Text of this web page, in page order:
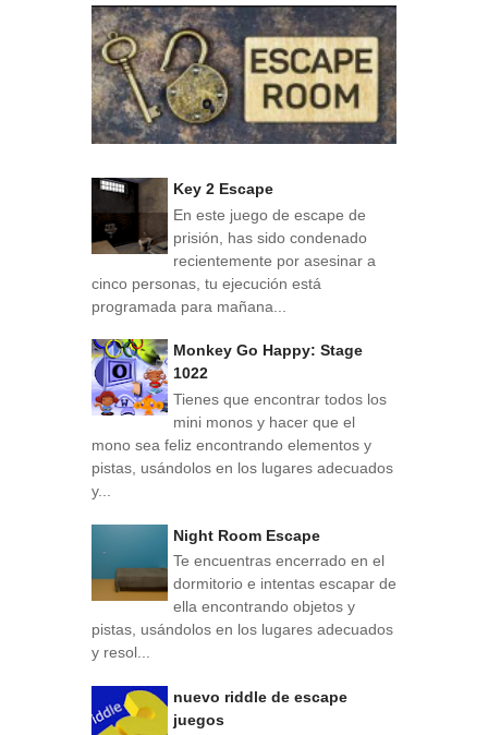
Key 2 Escape
En este juego de escape de
prisión, has sido condenado
recientemente por asesinar a
cinco personas, tu ejecución está
programada para mañana...
Monkey Go Happy: Stage
1022
Tienes que encontrar todos los
mini monos y hacer que el
mono sea feliz encontrando elementos y
pistas, usándolos en los lugares adecuados
y...
Night Room Escape
Te encuentras encerrado en el
dormitorio e intentas escapar de
ella encontrando objetos y
pistas, usándolos en los lugares adecuados
y resol...
nuevo riddle de escape
juegos